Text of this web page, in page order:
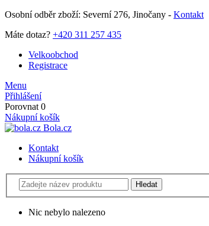
Osobní odběr zboží: Severní 276, Jinočany - Kontakt
Máte dotaz? +420 311 257 435
Velkoobchod
Registrace
Menu
Přihlášení
Porovnat 0
Nákupní košík
Bola.cz
Kontakt
Nákupní košík
Nic nebylo nalezeno